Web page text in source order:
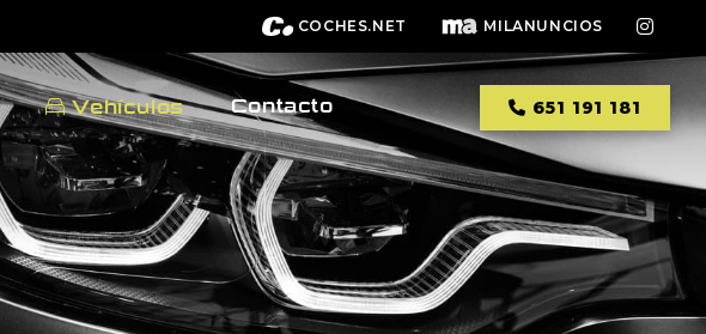
COCHES.NET MILANUNCIOS
Vehículos Contacto 651 191 181